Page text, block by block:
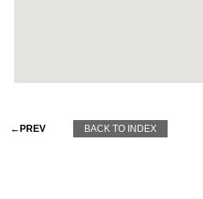
←PREV BACK TO INDEX